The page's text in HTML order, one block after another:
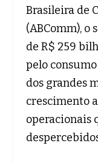
Brasileira de
(ABComm),
de R$ 259
pelo
dos grandes
crescimento
operacionais